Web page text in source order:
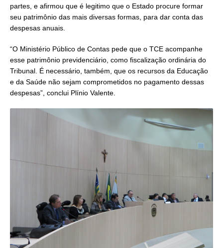
partes, e afirmou que é legitimo que o Estado procure formar
seu patrimônio das mais diversas formas, para dar conta das
despesas anuais.
“O Ministério Público de Contas pede que o TCE acompanhe
esse patrimônio previdenciário, como fiscalização ordinária do
Tribunal. É necessário, também, que os recursos da Educação
e da Saúde não sejam comprometidos no pagamento dessas
despesas”, conclui Plínio Valente.